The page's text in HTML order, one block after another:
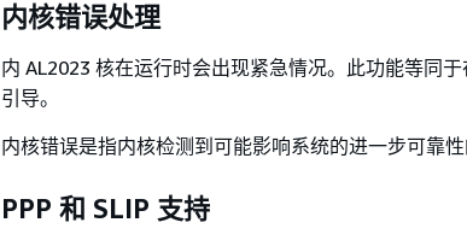
内核错误处理
内 AL2023 核在运行时会出现紧急情况。此功能等同
引导。
内核错误是指内核检测到可能影响系统的进一步可靠性
PPP 和 SLIP 支持